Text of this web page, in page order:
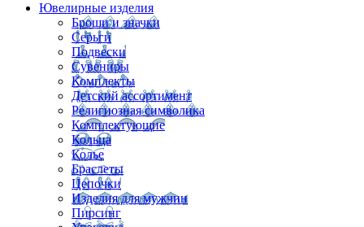
Ювелирные изделия
Броши и значки
Серьги
Подвески
Сувениры
Комплекты
Детский ассортимент
Религиозная символика
Комплектующие
Кольца
Колье
Браслеты
Цепочки
Изделия для мужчин
Пирсинг